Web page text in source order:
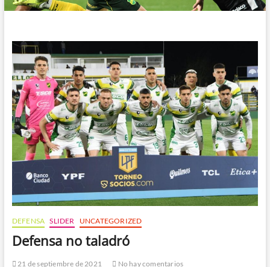
DEFENSA SLIDER UNCATEGORIZED
Defensa no taladró
21 de septiembre de 2021 No hay comentarios